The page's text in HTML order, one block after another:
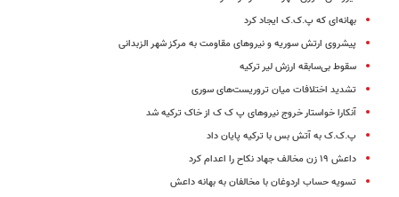
بهانه‌ای که پ‌.ک.ک ایجاد کرد
پیشروی ارتش سوریه و نیروهای مقاومت به مرکز شهر الزبدانی
سقوط بی‌سابقه ارزش لیر ترکیه
تشدید اختلافات میان تروریست‌های سوری
آنکارا خواستار خروج نیروهای پ ک ک از خاک ترکیه شد
پ.ک.ک به آتش بس با ترکیه پایان داد
داعش ۱۹ زن مخالف جهاد نکاح را اعدام کرد
تسویه حساب اردوغان با مخالفان به بهانه داعش